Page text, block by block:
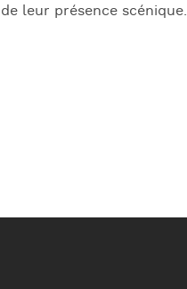
leur présence scénique.